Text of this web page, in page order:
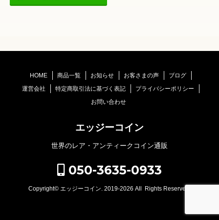
HOME 商品一覧 お知らせ お客さまの声
ブログ
運営会社
特定商取引法に基づく表記
プライバシーポリシー
お問い合わせ
エッジーコイン
世界のレア・アンティークコイン通販
050-3635-0933
Copyright© エッジーコイン. 2019-2026 All Rights Reserved.